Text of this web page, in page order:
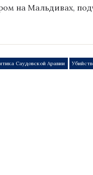
на Мальдивах,
Саудовской Аравии